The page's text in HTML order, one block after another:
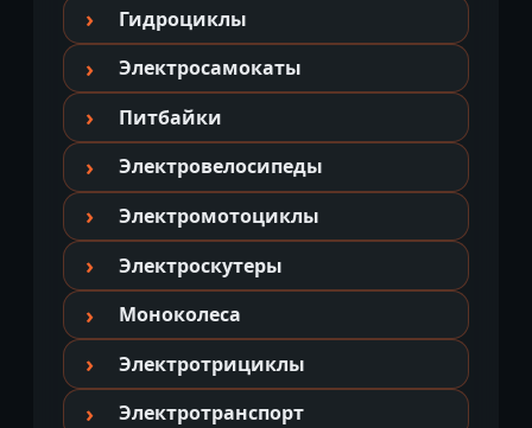
Гидроциклы
Электросамокаты
Питбайки
Электровелосипеды
Электромотоциклы
Электроскутеры
Моноколеса
Электротрициклы
Электротранспорт